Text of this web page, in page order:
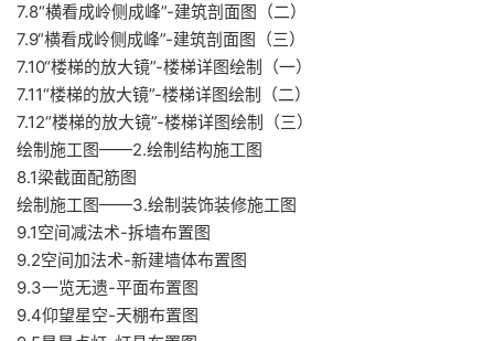
7.8“横看成岭侧成峰”-建筑剖面图（二）
7.9“横看成岭侧成峰”-建筑剖面图（三）
7.10“楼梯的放大镜”-楼梯详图绘制（一）
7.11“楼梯的放大镜”-楼梯详图绘制（二）
7.12“楼梯的放大镜”-楼梯详图绘制（三）
绘制施工图——2.绘制结构施工图
8.1梁截面配筋图
绘制施工图——3.绘制装饰装修施工图
9.1空间减法术-拆墙布置图
9.2空间加法术-新建墙体布置图
9.3一览无遗-平面布置图
9.4仰望星空-天棚布置图